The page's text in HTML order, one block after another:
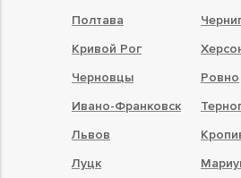
Полтава
Кривой Рог
Черновцы
Ровно
Ивано-Франковск
Львов
Луцк